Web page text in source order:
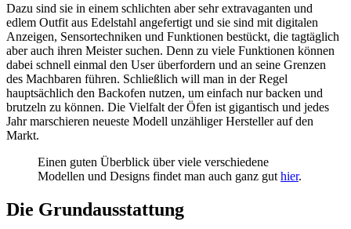
Dazu sind sie in einem schlichten aber sehr extravaganten und
edlem Outfit aus Edelstahl angefertigt und sie sind mit digitalen
Anzeigen, Sensortechniken und Funktionen bestückt, die tagtäglich
aber auch ihren Meister suchen. Denn zu viele Funktionen können
dabei schnell einmal den User überfordern und an seine Grenzen
des Machbaren führen. Schließlich will man in der Regel
hauptsächlich den Backofen nutzen, um einfach nur backen und
brutzeln zu können. Die Vielfalt der Öfen ist gigantisch und jedes
Jahr marschieren neueste Modell unzähliger Hersteller auf den
Markt.
Einen guten Überblick über viele verschiedene
Modellen und Designs findet man auch ganz gut hier.
Die Grundausstattung